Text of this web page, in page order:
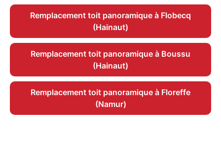
Remplacement toit panoramique à Flobecq
(Hainaut)
Remplacement toit panoramique à Boussu
(Hainaut)
Remplacement toit panoramique à Floreffe
(Namur)